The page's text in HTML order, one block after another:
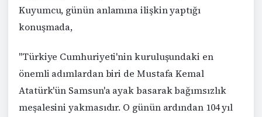
Kuyumcu, günün anlamına ilişkin yaptığı
konuşmada,
"Türkiye Cumhuriyeti'nin kuruluşundaki en
önemli adımlardan biri de Mustafa Kemal
Atatürk'ün Samsun'a ayak basarak bağımsızlık
meşalesini yakmasıdır. O günün ardından 104 yıl